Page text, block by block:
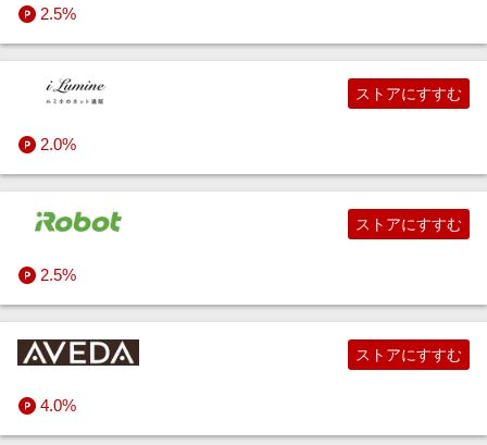
2.5%
2.0%
ストアにすすむ
2.5%
ストアにすすむ
4.0%
ストアにすすむ